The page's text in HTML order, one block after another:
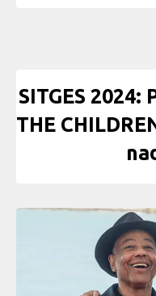
SITGES 2024:
THE